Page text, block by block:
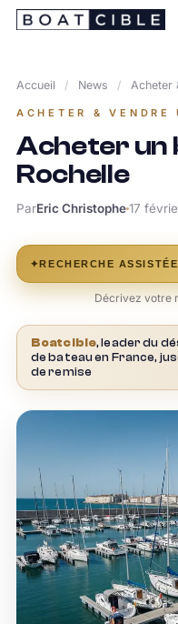
Passer
Accueil / News / Acheter
ACHETER & VENDRE
Acheter un
Rochelle
ParEric Christophe17
✦RECHERCHE ASSISTÉE
Décrivez votre
Boatcible, leader du
de bateau en France,
de remise